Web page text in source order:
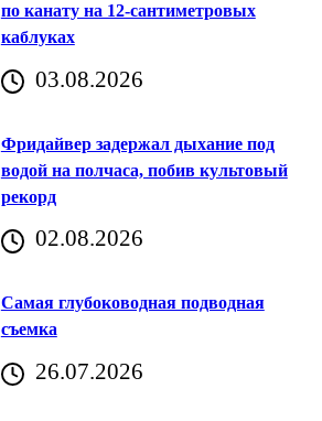
по канату на 12-сантиметровых
каблуках
03.08.2026
Фридайвер задержал дыхание под
водой на полчаса, побив культовый
рекорд
02.08.2026
Самая глубоководная подводная
съемка
26.07.2026